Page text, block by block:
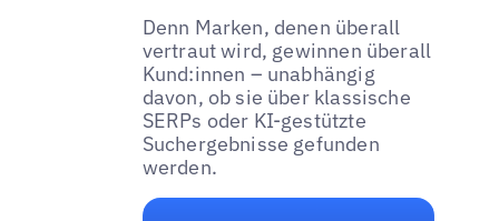
Denn Marken, denen überall
vertraut wird, gewinnen überall
Kund:innen – unabhängig
davon, ob sie über klassische
SERPs oder KI-gestützte
Suchergebnisse gefunden
werden.